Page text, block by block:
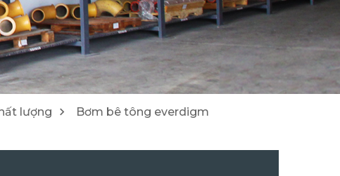
Phụ kiện chuyên dụng
2
Khác
8
Cẩu Tadano/ Kobelco/ DY Máy đào/ Máy xúc lật Hitachi
lượng Bơm bê tông everdigm